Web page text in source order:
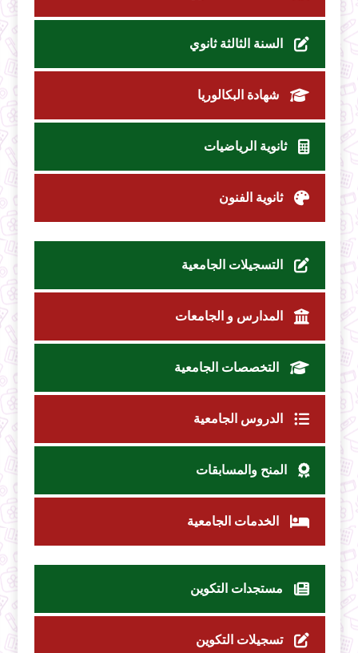
السنة الثالثة ثانوي
شهادة البكالوريا
ثانوية الرياضيات
ثانوية الفنون
التسجيلات الجامعية
المدارس و الجامعات
التخصصات الجامعية
الدروس الجامعية
المنح والمسابقات
الخدمات الجامعية
مستجدات التكوين
تسجيلات التكوين